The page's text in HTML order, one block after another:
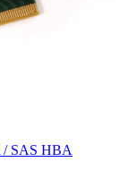
/ SAS HBA